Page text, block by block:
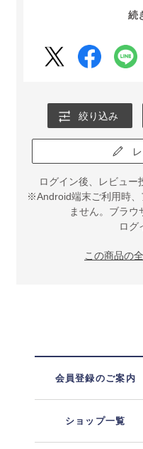
にかけていますがサッ
ても映えてお気に入り
続
絞り込み
ログイン後、レビュー
※Android端末ご利用時、
ません。ブラウ
ログ
この商品の
会員登録のご案内
ショップ一覧